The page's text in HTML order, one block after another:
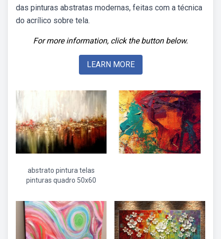
das pinturas abstratas modernas, feitas com a técnica
do acrílico sobre tela.
For more information, click the button below.
LEARN MORE
abstrato pintura telas
pinturas quadro 50x60